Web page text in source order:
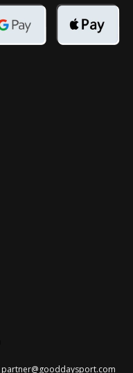
partner@gooddaysport.com